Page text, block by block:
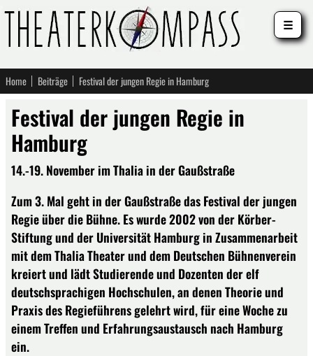
Home Beiträge Festival der jungen Regie in Hamburg
Festival der jungen Regie in
Hamburg
14.-19. November im Thalia in der Gaußstraße
Zum 3. Mal geht in der Gaußstraße das Festival der jungen
Regie über die Bühne. Es wurde 2002 von der Körber-
Stiftung und der Universität Hamburg in Zusammenarbeit
mit dem Thalia Theater und dem Deutschen Bühnenverein
kreiert und lädt Studierende und Dozenten der elf
deutschsprachigen Hochschulen, an denen Theorie und
Praxis des Regieführens gelehrt wird, für eine Woche zu
einem Treffen und Erfahrungsaustausch nach Hamburg
ein.
☰